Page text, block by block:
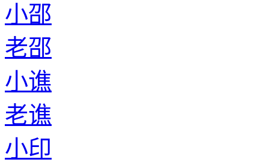
小邵
老邵
小谯
老谯
小印